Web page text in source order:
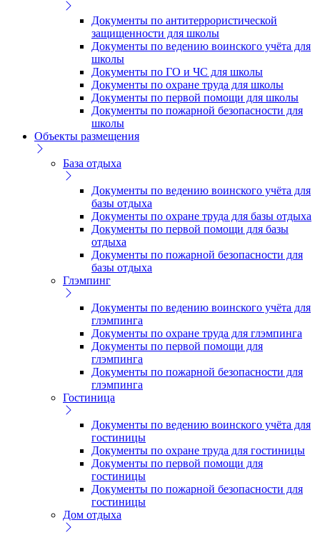
Документы по антитеррористической
защищенности для школы
Документы по ведению воинского учёта для
школы
Документы по ГО и ЧС для школы
Документы по охране труда для школы
Документы по первой помощи для школы
Документы по пожарной безопасности для
школы
Объекты размещения
База отдыха
Документы по ведению воинского учёта для
базы отдыха
Документы по охране труда для базы отдыха
Документы по первой помощи для базы
отдыха
Документы по пожарной безопасности для
базы отдыха
Глэмпинг
Документы по ведению воинского учёта для
глэмпинга
Документы по охране труда для глэмпинга
Документы по первой помощи для
глэмпинга
Документы по пожарной безопасности для
глэмпинга
Гостиница
Документы по ведению воинского учёта для
гостиницы
Документы по охране труда для гостиницы
Документы по первой помощи для
гостиницы
Документы по пожарной безопасности для
гостиницы
Дом отдыха